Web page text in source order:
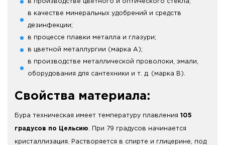
в качестве минеральных удобрений и средств
дезинфекции;
в процессе плавки металла и глазури;
в цветной металлургии (марка А);
в производстве металлической проволоки, эмали,
оборудования для сантехники и т. д. (марка В).
Свойства материала:
Бура техническая имеет температуру плавления 105
градусов по Цельсию . При 79 градусов начинается
кристаллизация. Растворяется в спирте и глицерине, под